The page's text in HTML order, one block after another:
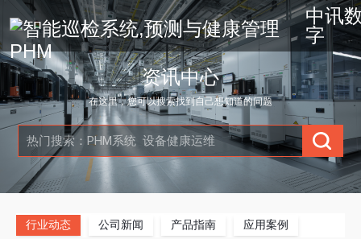
中讯
字
资讯中心
在这里，您可以搜索找到自己想知道的问题
行业动态 公司新闻 产品指南 应用案例